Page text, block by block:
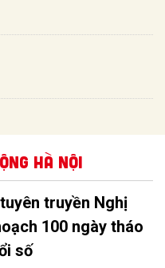
Hà Nội
truyền Nghị
100 ngày tháo
số